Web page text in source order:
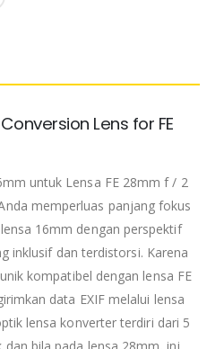
Lens for FE
untuk Lensa FE 28mm f / 2
memperluas panjang fokus
16mm dengan perspektif
inklusif dan terdistorsi. Karena
kompatibel dengan lensa FE
data EXIF ​​melalui lensa
lensa konverter terdiri dari 5